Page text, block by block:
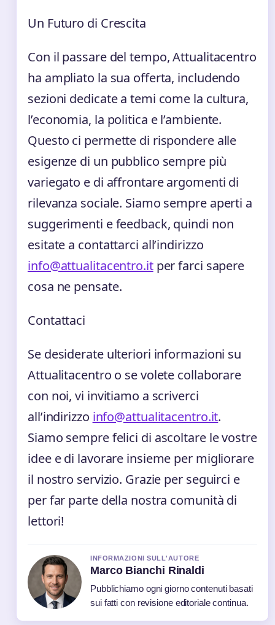
Un Futuro di Crescita
Con il passare del tempo, Attualitacentro
ha ampliato la sua offerta, includendo
sezioni dedicate a temi come la cultura,
l’economia, la politica e l’ambiente.
Questo ci permette di rispondere alle
esigenze di un pubblico sempre più
variegato e di affrontare argomenti di
rilevanza sociale. Siamo sempre aperti a
suggerimenti e feedback, quindi non
esitate a contattarci all’indirizzo
info@attualitacentro.itper farci sapere
cosa ne pensate.
Contattaci
Se desiderate ulteriori informazioni su
Attualitacentro o se volete collaborare
con noi, vi invitiamo a scriverci
all’indirizzo info@attualitacentro.it.
Siamo sempre felici di ascoltare le vostre
idee e di lavorare insieme per migliorare
il nostro servizio. Grazie per seguirci e
per far parte della nostra comunità di
lettori!
INFORMAZIONI SULL'AUTORE
Marco Bianchi Rinaldi
Pubblichiamo ogni giorno contenuti basati
sui fatti con revisione editoriale continua.